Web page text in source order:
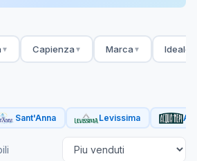
▼ Capienza ▼ Marca ▼ Ideale
Sant'Anna Levissima